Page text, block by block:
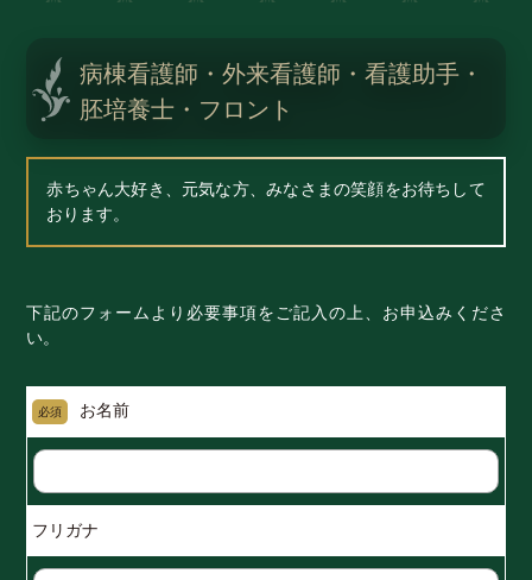
病棟看護師・外来看護師・看護助手・
胚培養士・フロント
赤ちゃん大好き、元気な方、みなさまの笑顔をお待ちして
おります。
下記のフォームより必要事項をご記入の上、お申込みくださ
い。
必須 お名前
フリガナ